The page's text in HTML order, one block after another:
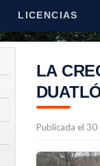
LICENCIAS
LA
Publicada el 30